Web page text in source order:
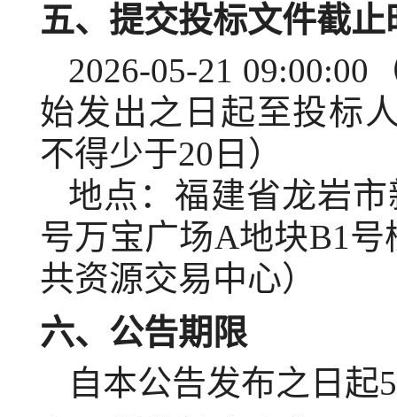
五、提交投标文件截
2026-05-21 09:00:00
始发出之日起至投标
不得少于20日）
地点： 福建省龙岩
号万宝广场A地块B1
共资源交易中心）
六、公告期限
自本公告发布之日起5